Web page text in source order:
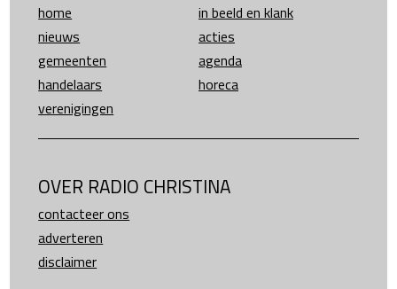
home
in beeld en klank
nieuws
acties
gemeenten
agenda
handelaars
horeca
verenigingen
OVER RADIO CHRISTINA
contacteer ons
adverteren
disclaimer